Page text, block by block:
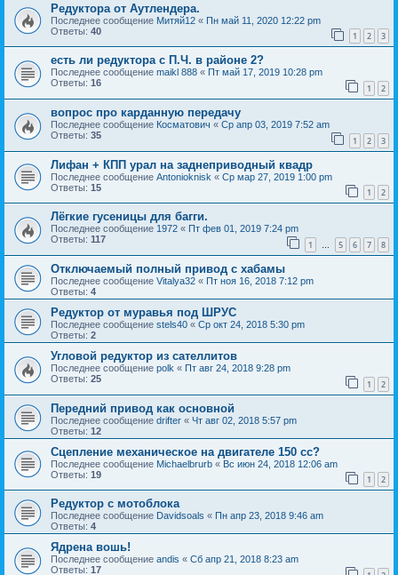
Редуктора от Аутлендера.
Последнее сообщение Митяй12 « Пн май 11, 2020 12:22 pm
Ответы: 40 1 2 3
есть ли редуктора с П.Ч. в районе 2?
Последнее сообщение maikl 888 « Пт май 17, 2019 10:28 pm
Ответы: 16 1 2
вопрос про карданную передачу
Последнее сообщение Косматович « Ср апр 03, 2019 7:52 am
Ответы: 35 1 2 3
Лифан + КПП урал на заднеприводный квадр
Последнее сообщение Antonioknisk « Ср мар 27, 2019 1:00 pm
Ответы: 15 1 2
Лёгкие гусеницы для багги.
Последнее сообщение 1972 « Пт фев 01, 2019 7:24 pm
Ответы: 117 1 … 5 6 7 8
Отключаемый полный привод с хабамы
Последнее сообщение Vitalya32 « Пт ноя 16, 2018 7:12 pm
Ответы: 4
Редуктор от муравья под ШРУС
Последнее сообщение stels40 « Ср окт 24, 2018 5:30 pm
Ответы: 2
Угловой редуктор из сателлитов
Последнее сообщение polk « Пт авг 24, 2018 9:28 pm
Ответы: 25 1 2
Передний привод как основной
Последнее сообщение drifter « Чт авг 02, 2018 5:57 pm
Ответы: 12
Сцепление механическое на двигателе 150 сс?
Последнее сообщение Michaelbrurb « Вс июн 24, 2018 12:06 am
Ответы: 19 1 2
Редуктор с мотоблока
Последнее сообщение Davidsoals « Пн апр 23, 2018 9:46 am
Ответы: 4
Ядрена вошь!
Последнее сообщение andis « Сб апр 21, 2018 8:23 am
Ответы: 17